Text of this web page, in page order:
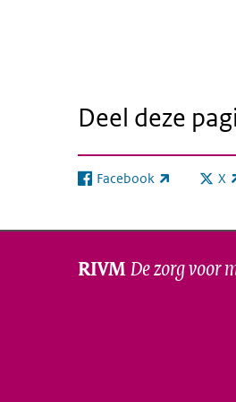
Deel deze
Facebook
(externe link) X
RIVM De zorg voor